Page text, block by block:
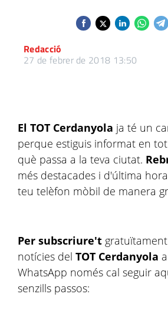
Redacció
27 de febrer de 2018 13:50
El TOT Cerdanyola ja té un
perque estiguis informat en
què passa a la teva ciutat.
més destacades i d'última
teu telèfon mòbil de manera
Per subscriure't
notícies del TOT Cerdanyola
WhatsApp només cal seguir
senzills passos: